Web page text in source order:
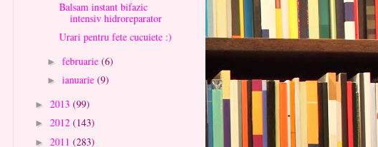
Balsam instant bifazic
intensiv hidroreparator
Urari pentru fete cucuiete :)
► februarie (6)
► ianuarie (9)
► 2013 (99)
► 2012 (143)
► 2011 (283)